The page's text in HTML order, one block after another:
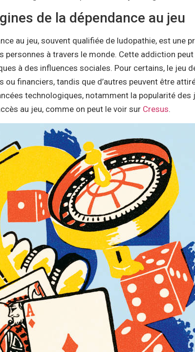
de la dépendance au jeu
au jeu, souvent qualifiée de ludopathie, est une
personnes à travers le monde. Cette addiction
à des influences sociales. Pour certains, le jeu
ou financiers, tandis que d’autres peuvent être
technologiques, notamment la popularité
au jeu, comme on peut le voir sur Cresus.